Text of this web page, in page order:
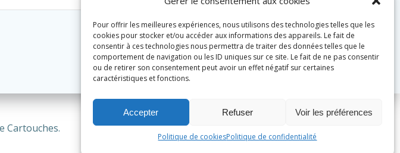
Pour offrir les meilleures expériences, nous utilisons des technologies telles que les
cookies pour stocker et/ou accéder aux informations des appareils. Le fait de
consentir à ces technologies nous permettra de traiter des données telles que le
comportement de navigation ou les ID uniques sur ce site. Le fait de ne pas consentir
ou de retirer son consentement peut avoir un effet négatif sur certaines
caractéristiques et fonctions.
Accepter Refuser Voir les préférences
Politique de cookiesPolitique de confidentialité
Cartouches.